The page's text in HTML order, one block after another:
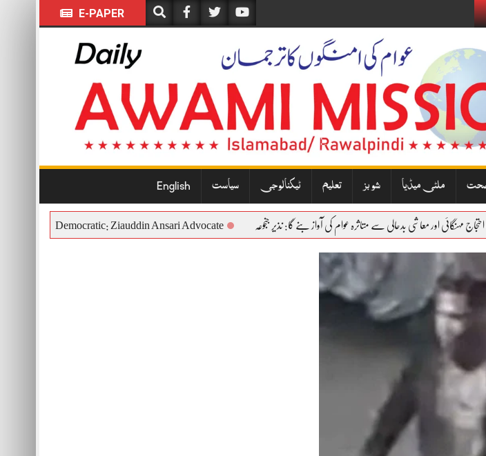
E-PAPER
ملٹی میڈیا شوبز تعلیم ٹیکنالوجی سیاست English
Constitutional and Democratic: Ziauddin Ansari Advocate